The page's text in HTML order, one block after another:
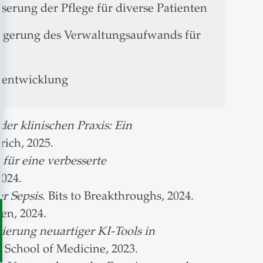
der Pflege für diverse Patienten
des Verwaltungsaufwands für
klinischen Praxis: Ein
2025.
eine verbesserte
Sepsis. Bits to Breakthroughs, 2024.
2024.
neuartiger KI-Tools in
of Medicine, 2023.